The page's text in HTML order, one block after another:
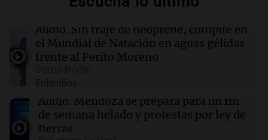
Descuentos de hasta $400 en entradas para
TechCrunch Disrupt 2026 hasta mañana
Vogue World se trasladará a San Francisco: un
guiño a la fusión entre tecnología y moda
01:59 Mundo
Audio. Sin traje de neoprene, compite en
el Mundial de Natación en aguas gélidas
frente al Perito Moreno
Episodios
Audio. Mendoza se prepara para un fin
de semana helado y protestas por ley de
tierras